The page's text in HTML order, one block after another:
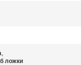
,
ложки